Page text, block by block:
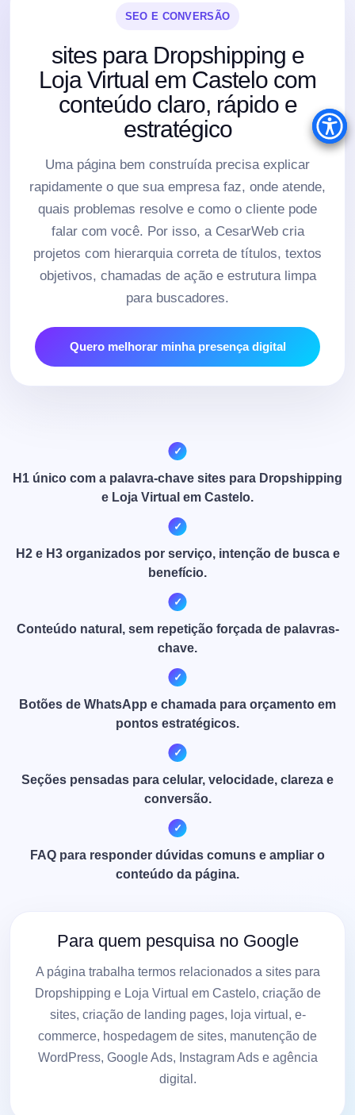
SEO E CONVERSÃO
sites para Dropshipping e
Loja Virtual em Castelo com
conteúdo claro, rápido e
estratégico
Uma página bem construída precisa explicar
rapidamente o que sua empresa faz, onde atende,
quais problemas resolve e como o cliente pode
falar com você. Por isso, a CesarWeb cria
projetos com hierarquia correta de títulos, textos
objetivos, chamadas de ação e estrutura limpa
para buscadores.
Quero melhorar minha presença digital
H1 único com a palavra-chave sites para Dropshipping
e Loja Virtual em Castelo.
H2 e H3 organizados por serviço, intenção de busca e
benefício.
Conteúdo natural, sem repetição forçada de palavras-
chave.
Botões de WhatsApp e chamada para orçamento em
pontos estratégicos.
Seções pensadas para celular, velocidade, clareza e
conversão.
FAQ para responder dúvidas comuns e ampliar o
conteúdo da página.
Para quem pesquisa no Google
A página trabalha termos relacionados a sites para
Dropshipping e Loja Virtual em Castelo, criação de
sites, criação de landing pages, loja virtual, e-
commerce, hospedagem de sites, manutenção de
WordPress, Google Ads, Instagram Ads e agência
digital.